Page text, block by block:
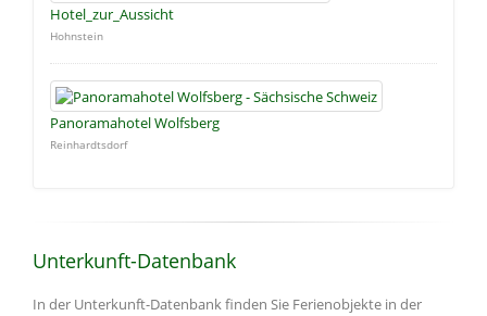
Hotel_zur_Aussicht
Hohnstein
Panoramahotel Wolfsberg
Reinhardtsdorf
Unterkunft-Datenbank
In der Unterkunft-Datenbank finden Sie Ferienobjekte in der